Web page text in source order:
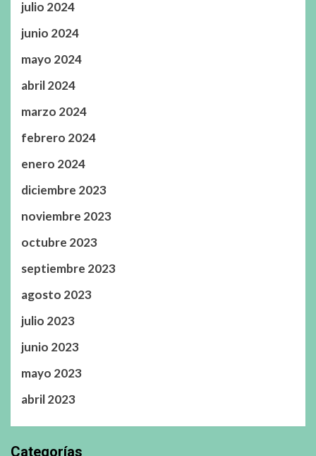
julio 2024
junio 2024
mayo 2024
abril 2024
marzo 2024
febrero 2024
enero 2024
diciembre 2023
noviembre 2023
octubre 2023
septiembre 2023
agosto 2023
julio 2023
junio 2023
mayo 2023
abril 2023
Categorías